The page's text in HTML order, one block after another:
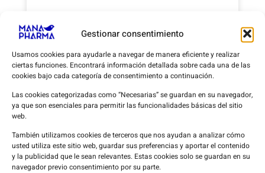
Gestionar consentimiento
Usamos cookies para ayudarle a navegar de manera eficiente y realizar
ciertas funciones. Encontrará información detallada sobre cada una de las
cookies bajo cada categoría de consentimiento a continuación.
Las cookies categorizadas como “Necesarias” se guardan en su navegador,
ya que son esenciales para permitir las funcionalidades básicas del sitio
web.
También utilizamos cookies de terceros que nos ayudan a analizar cómo
usted utiliza este sitio web, guardar sus preferencias y aportar el contenido
y la publicidad que le sean relevantes. Estas cookies solo se guardan en su
navegador previo consentimiento por su parte.
1 de junio de 2026